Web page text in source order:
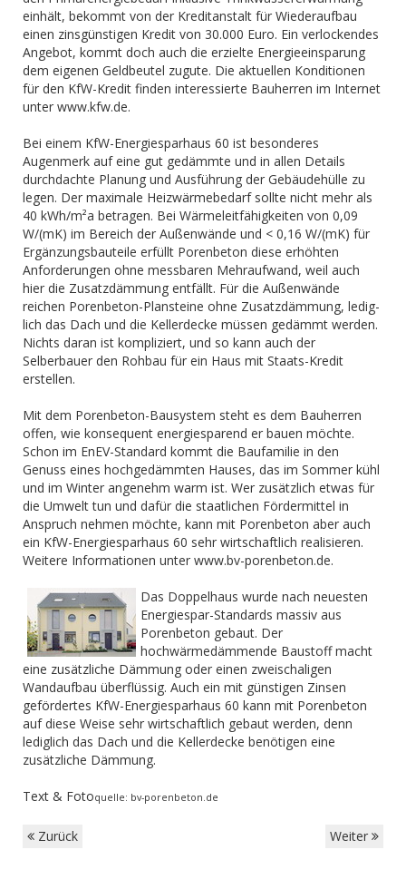
einhält, bekommt von der Kreditanstalt für Wiederaufbau
einen zinsgünstigen Kredit von 30.000 Euro. Ein verlockendes
Angebot, kommt doch auch die erzielte Energieeinsparung
dem eigenen Geldbeutel zugute. Die aktuellen Konditionen
für den KfW-Kredit finden interes­sierte Bauherren im Internet
unter www.kfw.de.
Bei einem KfW-Energiesparhaus 60 ist besonderes
Augenmerk auf eine gut gedämmte und in allen Details
durchdachte Planung und Ausführung der Gebäudehülle zu
legen. Der maximale Heiz­wärmebedarf sollte nicht mehr als
40 kWh/m²a betragen. Bei Wärmeleit­fähigkeiten von 0,09
W/(mK) im Bereich der Außen­wände und < 0,16 W/(mK) für
Ergänzungsbauteile erfüllt Poren­beton diese erhöhten
Anforderungen ohne messbaren Mehrauf­wand, weil auch
hier die Zusatzdämmung entfällt. Für die Außen­wände
reichen Porenbeton-Plansteine ohne Zusatzdämmung, le­dig­
lich das Dach und die Kellerdecke müssen gedämmt werden.
Nichts daran ist kompliziert, und so kann auch der
Selberbauer den Rohbau für ein Haus mit Staats-Kredit
erstellen.
Mit dem Porenbeton-Bausystem steht es dem Bauherren
offen, wie konsequent energiesparend er bauen möchte.
Schon im EnEV-­Standard kommt die Baufamilie in den
Genuss eines hochgedämmten Hauses, das im Sommer kühl
und im Winter angenehm warm ist. Wer zusätzlich etwas für
die Umwelt tun und dafür die staatlichen Fördermittel in
Anspruch nehmen möchte, kann mit Porenbeton aber auch
ein KfW-Energiesparhaus 60 sehr wirtschaftlich realisieren.
Weitere Informationen unter www.bv-porenbeton.de.
Das Doppelhaus wurde nach neuesten
Energiespar-Standards massiv aus
Porenbeton gebaut. Der
hochwärmedämmende Bau­stoff macht
eine zusätzliche Dämmung oder einen zweischaligen
Wandaufbau überflüssig. Auch ein mit günstigen Zinsen
geför­dertes KfW-Energiesparhaus 60 kann mit Porenbeton
auf diese Weise sehr wirtschaftlich gebaut werden, denn
lediglich das Dach und die Kellerdecke benötigen eine
zusätzliche Dämmung.
Text & Fotoquelle: bv-porenbeton.de
Zurück Weiter